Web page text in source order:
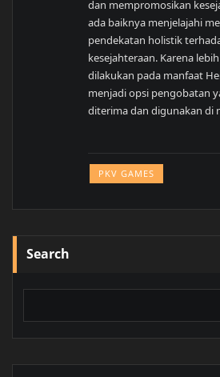
dan mempromosikan
ada baiknya menjelajahi
pendekatan holistik
kesejahteraan. Karena
dilakukan pada manfaat
menjadi opsi pengobatan
diterima dan digunakan di
PKV GAMES
Search